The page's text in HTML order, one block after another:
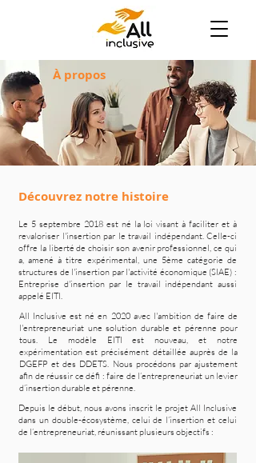
À propos
Découvrez notre histoire
Le 5 septembre 2018 est né la loi visant à faciliter et à
revaloriser l'insertion par le travail indépendant. Celle-ci
offre la liberté de choisir son avenir professionnel, ce qui
a, amené à titre expérimental, une 5ème catégorie de
structures de l'insertion par l'activité économique (SIAE) :
Entreprise d'insertion par le travail indépendant aussi
appelé EITI.
All Inclusive est né en 2020 avec l'ambition de faire de
l'entrepreneuriat une solution durable et pérenne pour
tous. Le modèle EITI est nouveau, et notre
expérimentation est précisément détaillée auprès de la
DGEFP et des DDETS. Nous procédons par ajustement
afin de réussir ce défi : faire de l’entrepreneuriat un levier
d’insertion durable et pérenne.
Depuis le début, nous avons inscrit le projet All Inclusive
dans un double-écosystème, celui de l’insertion et celui
de l’entrepreneuriat, réunissant plusieurs objectifs :